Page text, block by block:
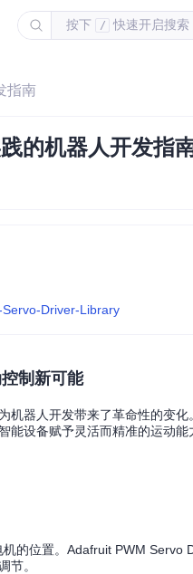
按下 / 快速开启搜索
指南
的机器人开发指
Driver-Library
制新可能
机器人开发带来了革命性的变
能设备赋予灵活而精准的运动
的位置。Adafruit PWM
节。